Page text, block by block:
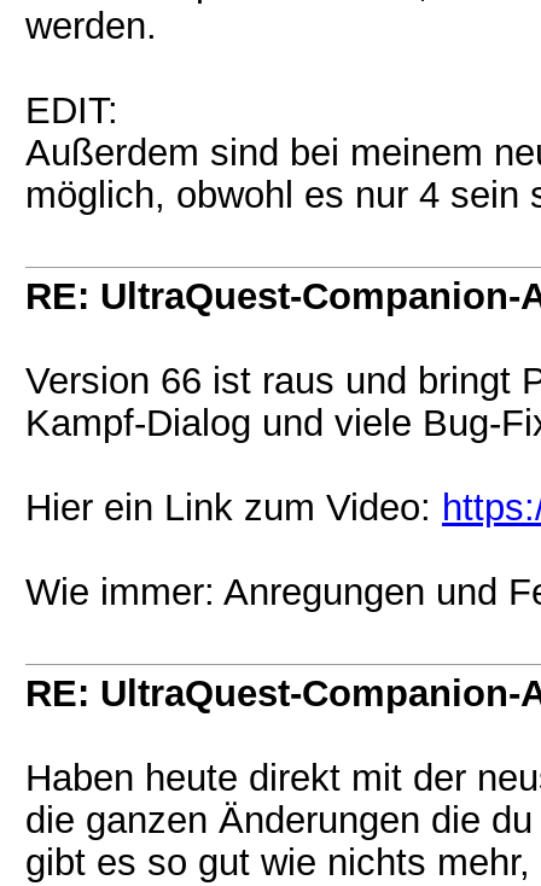
werden.
EDIT:
Außerdem sind bei meinem
möglich, obwohl es nur 4 sein
RE: UltraQuest-Companion-
Version 66 ist raus und bringt
Kampf-Dialog und viele Bug-
Hier ein Link zum Video:
Wie immer: Anregungen und
RE: UltraQuest-Companion-
Haben heute direkt mit der
die ganzen Änderungen die
gibt es so gut wie nichts